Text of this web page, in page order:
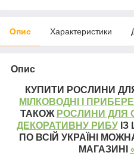
Опис Характеристики
Опис
КУПИТИ РОСЛИНИ
МІЛКОВОДНІ І
ТАКОЖ РОСЛИНИ ДЛЯ
ДЕКОРАТИВНУ РИБУІЗ
ПО ВСІЙ УКРАЇНІ
МАГАЗИНІ